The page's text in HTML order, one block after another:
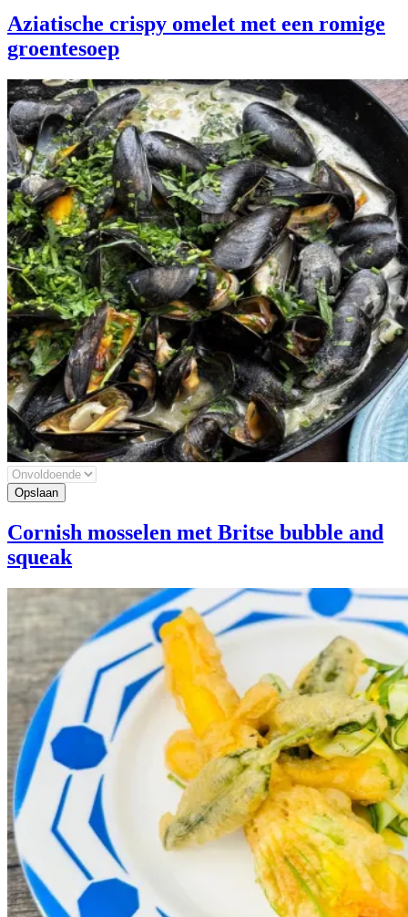
Aziatische crispy omelet met een romige
groentesoep
Cornish mosselen met Britse bubble and
squeak